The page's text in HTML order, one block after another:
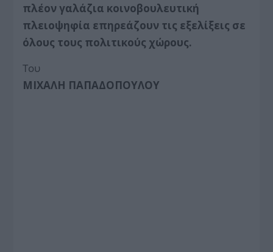
πλέον γαλάζια κοινοβουλευτική
πλειοψηφία επηρεάζουν τις εξελίξεις σε
όλους τους πολιτικούς χώρους.
Του
ΜΙΧΑΛΗ ΠΑΠΑΔΟΠΟΥΛΟΥ